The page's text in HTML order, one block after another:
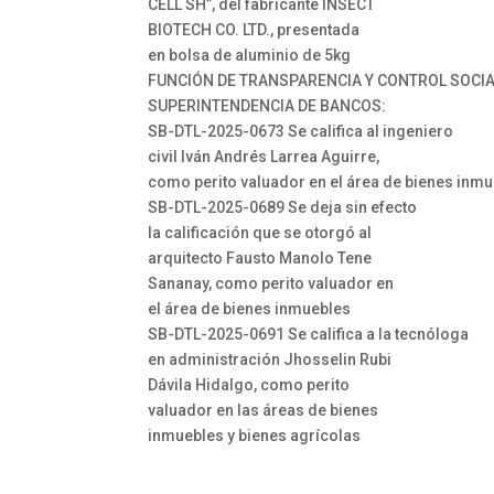
CELL SH”, del fabricante INSECT
BIOTECH CO. LTD., presentada
en bolsa de aluminio de 5kg
FUNCIÓN DE TRANSPARENCIA Y CONTROL
SUPERINTENDENCIA DE BANCOS:
SB-DTL-2025-0673 Se califica al ingeniero
civil Iván Andrés Larrea Aguirre,
como perito valuador en el área de bienes
SB-DTL-2025-0689 Se deja sin efecto
la calificación que se otorgó al
arquitecto Fausto Manolo Tene
Sananay, como perito valuador en
el área de bienes inmuebles
SB-DTL-2025-0691 Se califica a la tecnóloga
en administración Jhosselin Rubi
Dávila Hidalgo, como perito
valuador en las áreas de bienes
inmuebles y bienes agrícolas